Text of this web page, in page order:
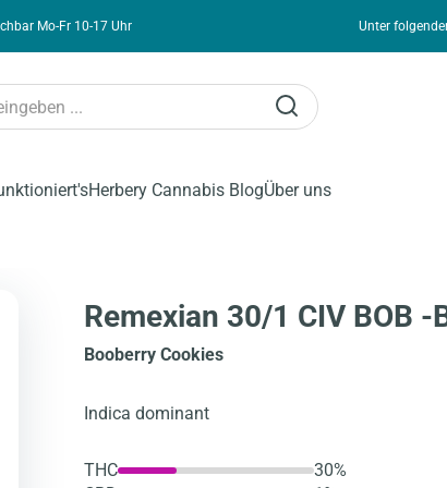
Mo-Fr 10-17 Uhr Unter
Herbery Cannabis BlogÜber uns
Remexian 30/1 CIV BOB
Booberry Cookies
Indica dominant
THC
30%